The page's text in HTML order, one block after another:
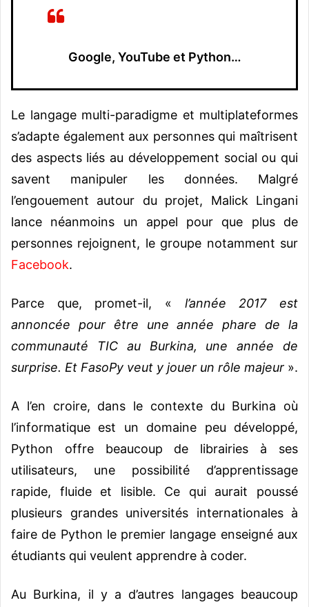
Google, YouTube et Python…
Le langage multi-paradigme et multiplateformes
s’adapte également aux personnes qui maîtrisent
des aspects liés au développement social ou qui
savent manipuler les données. Malgré
l’engouement autour du projet, Malick Lingani
lance néanmoins un appel pour que plus de
personnes rejoignent, le groupe notamment sur
Facebook.
Parce que, promet-il, « l’année 2017 est
annoncée pour être une année phare de la
communauté TIC au Burkina, une année de
surprise. Et FasoPy veut y jouer un rôle majeur ».
A l’en croire, dans le contexte du Burkina où
l’informatique est un domaine peu développé,
Python offre beaucoup de librairies à ses
utilisateurs, une possibilité d’apprentissage
rapide, fluide et lisible. Ce qui aurait poussé
plusieurs grandes universités internationales à
faire de Python le premier langage enseigné aux
étudiants qui veulent apprendre à coder.
Au Burkina, il y a d’autres langages beaucoup